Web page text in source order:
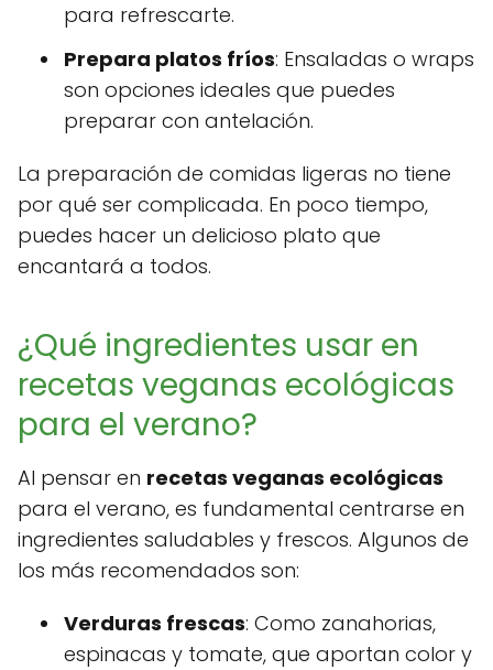
para refrescarte.
Prepara platos fríos: Ensaladas o wraps
son opciones ideales que puedes
preparar con antelación.
La preparación de comidas ligeras no tiene
por qué ser complicada. En poco tiempo,
puedes hacer un delicioso plato que
encantará a todos.
¿Qué ingredientes usar en
recetas veganas ecológicas
para el verano?
Al pensar en recetas veganas ecológicas
para el verano, es fundamental centrarse en
ingredientes saludables y frescos. Algunos de
los más recomendados son:
Verduras frescas: Como zanahorias,
espinacas y tomate, que aportan color y